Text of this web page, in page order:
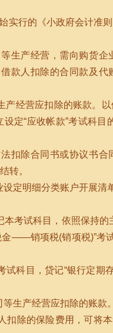
实行的《小政府会计准
生产经营，需向购货企
款人扣除的合同款及代
经营应扣除的账款。
定“应收帐款”考试科目
扣除合同书或协议书合
转。
定明细分类账户开展清
考试科目，依照保持的
——销项税(销项税)”考
科目，贷记“银行定期
生产经营应扣除的账款。
除的保险费用，可将